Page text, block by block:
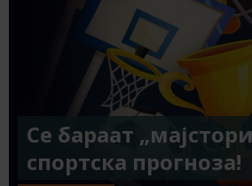
Се бараат
спортска прогноза!